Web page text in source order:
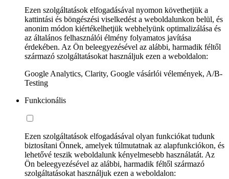
Ezen szolgáltatások elfogadásával nyomon követhetjük a
kattintási és böngészési viselkedést a weboldalunkon belül, és
anonim módon kiértékelhetjük webhelyünk optimalizálása és
az általános felhasználói élmény folyamatos javítása
érdekében. Az Ön beleegyezésével az alábbi, harmadik féltől
származó szolgáltatásokat használjuk ezen a weboldalon:
Google Analytics, Clarity, Google vásárlói vélemények, A/B-
Testing
Funkcionális
Ezen szolgáltatások elfogadásával olyan funkciókat tudunk
biztosítani Önnek, amelyek túlmutatnak az alapfunkciókon, és
lehetővé teszik weboldalunk kényelmesebb használatát. Az
Ön beleegyezésével az alábbi, harmadik féltől származó
szolgáltatásokat használjuk ezen a weboldalon: